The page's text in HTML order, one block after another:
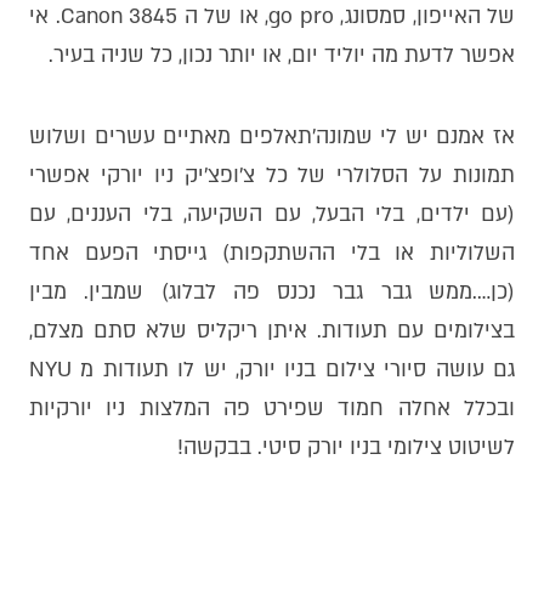
של האייפון, סמסונג, go pro, או של ה Canon 3845. אי
אפשר לדעת מה יוליד יום, או יותר נכון, כל שניה בעיר.
אז אמנם יש לי שמונה׳תאלפים מאתיים עשרים ושלוש
תמונות על הסלולרי של כל צ׳ופצ׳יק ניו יורקי אפשרי
(עם ילדים, בלי הבעל, עם השקיעה, בלי העננים, עם
השלוליות או בלי ההשתקפות) גייסתי הפעם אחד
(כן….ממש גבר גבר נכנס פה לבלוג) שמבין. מבין
בצילומים עם תעודות. איתן ריקליס שלא סתם מצלם,
גם עושה סיורי צילום בניו יורק, יש לו תעודות מ NYU
ובכלל אחלה חמוד שפירט פה המלצות ניו יורקיות
לשיטוט צילומי בניו יורק סיטי. בבקשה!